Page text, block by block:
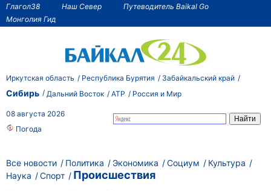
Глагол38 Наш Север
Путеводитель Baikal Go
Монголия Гид
Иркутская область Республика Бурятия Забайкальский край
Сибирь Дальний Восток АТР Россия и Мир
08 августа 2026
Погода
Все новости Политика Экономика Социум
Культура
Наука
Спорт
Происшествия